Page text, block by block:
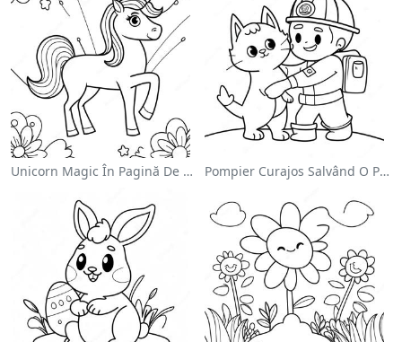
Unicorn Magic În Pagină De Colorat Cu Curcubeu Pompier Curajos Salvând O Pisică - Pagina De Colorat